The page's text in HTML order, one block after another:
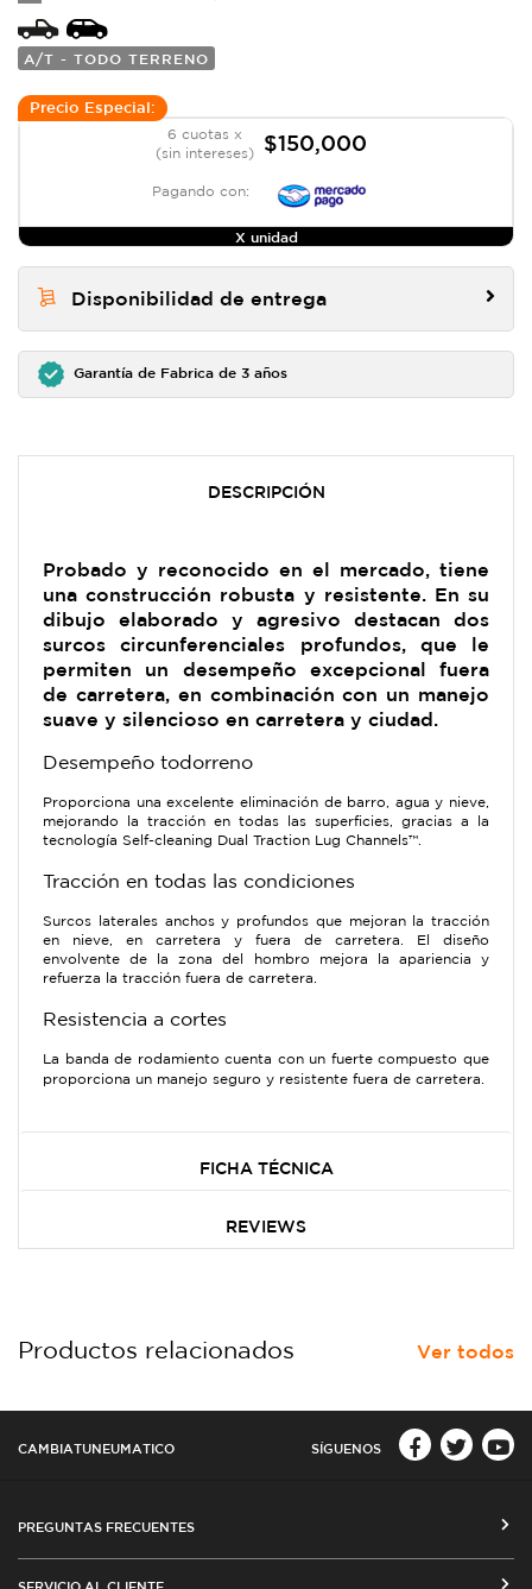
A/T - TODO TERRENO
Precio Especial:
6 cuotas x
(sin intereses)
$150,000
Pagando con:
X unidad
Disponibilidad de entrega
Garantía de Fabrica de 3 años
DESCRIPCIÓN
Probado y reconocido en el mercado, tiene
una construcción robusta y resistente. En su
dibujo elaborado y agresivo destacan dos
surcos circunferenciales profundos, que le
permiten un desempeño excepcional fuera
de carretera, en combinación con un manejo
suave y silencioso en carretera y ciudad.
Desempeño todorreno
Proporciona una excelente eliminación de barro, agua y nieve,
mejorando la tracción en todas las superficies, gracias a la
tecnología Self-cleaning Dual Traction Lug Channels™.
Tracción en todas las condiciones
Surcos laterales anchos y profundos que mejoran la tracción
en nieve, en carretera y fuera de carretera. El diseño
envolvente de la zona del hombro mejora la apariencia y
refuerza la tracción fuera de carretera.
Resistencia a cortes
La banda de rodamiento cuenta con un fuerte compuesto que
proporciona un manejo seguro y resistente fuera de carretera.
FICHA TÉCNICA
REVIEWS
Productos relacionados Ver todos
CAMBIATUNEUMATICO SÍGUENOS
PREGUNTAS FRECUENTES
SERVICIO AL CLIENTE